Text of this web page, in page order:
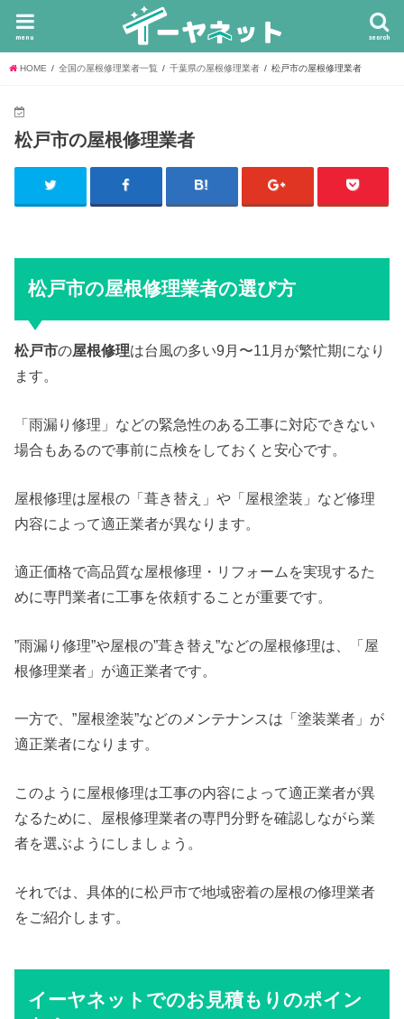
search
menu
HOME 全国の屋根修理業者一覧 千葉県の屋根修理業者 松戸市の屋根修理業者
松戸市の屋根修理業者
松戸市の屋根修理業者の選び方
松戸市の屋根修理は台風の多い9月〜11月が繁忙期になり
ます。
「雨漏り修理」などの緊急性のある工事に対応できない
場合もあるので事前に点検をしておくと安心です。
屋根修理は屋根の「葺き替え」や「屋根塗装」など修理
内容によって適正業者が異なります。
適正価格で高品質な屋根修理・リフォームを実現するた
めに専門業者に工事を依頼することが重要です。
”雨漏り修理”や屋根の”葺き替え”などの屋根修理は、「屋
根修理業者」が適正業者です。
一方で、”屋根塗装”などのメンテナンスは「塗装業者」が
適正業者になります。
このように屋根修理は工事の内容によって適正業者が異
なるために、屋根修理業者の専門分野を確認しながら業
者を選ぶようにしましょう。
それでは、具体的に松戸市で地域密着の屋根の修理業者
をご紹介します。
イーヤネットでのお見積もりのポイン